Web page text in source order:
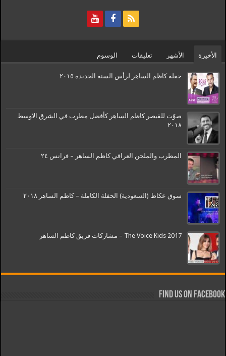
الأخيرة الأشهر تعليقات الوسوم
حفلة كاظم الساهر لرأس السنة الجديدة ٢٠١٥
صوّت للقيصر كاظم الساهر كأفضل مطرب في الشرق الاوسط
٢٠١٨
المطرب والملحن العراقي كاظم الساهر – فرانس ٢٤
سوق عكاظ (السعودية) الحفلة الكاملة – كاظم الساهر ٢٠١٨
The Voice Kids 2017 – مشاركات فريق كاظم الساهر
Find us on Facebook